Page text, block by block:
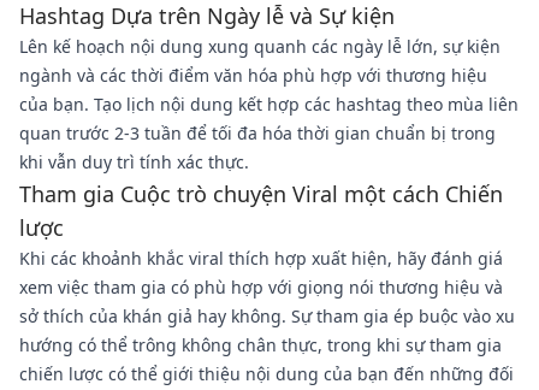
Hashtag Dựa trên Ngày lễ và Sự kiện
Lên kế hoạch nội dung xung quanh các ngày lễ lớn, sự kiện
ngành và các thời điểm văn hóa phù hợp với thương hiệu
của bạn. Tạo lịch nội dung kết hợp các hashtag theo mùa liên
quan trước 2-3 tuần để tối đa hóa thời gian chuẩn bị trong
khi vẫn duy trì tính xác thực.
Tham gia Cuộc trò chuyện Viral một cách Chiến
lược
Khi các khoảnh khắc viral thích hợp xuất hiện, hãy đánh giá
xem việc tham gia có phù hợp với giọng nói thương hiệu và
sở thích của khán giả hay không. Sự tham gia ép buộc vào xu
hướng có thể trông không chân thực, trong khi sự tham gia
chiến lược có thể giới thiệu nội dung của bạn đến những đối